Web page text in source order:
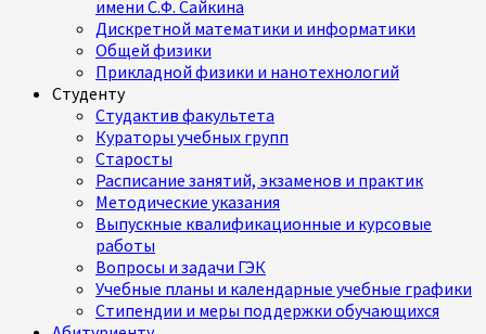
имени С.Ф. Сайкина
Дискретной математики и информатики
Общей физики
Прикладной физики и нанотехнологий
Студенту
Студактив факультета
Кураторы учебных групп
Старосты
Расписание занятий, экзаменов и практик
Методические указания
Выпускные квалификационные и курсовые
работы
Вопросы и задачи ГЭК
Учебные планы и календарные учебные графики
Стипендии и меры поддержки обучающихся